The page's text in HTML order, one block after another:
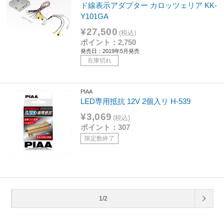
ド線表示アダプター カロッツェリア KK-
Y101GA
¥27,500 (税込)
ポイント：2,750
発売日：2019年5月発売
在庫切れ
PIAA
LED専用抵抗 12V 2個入リ H-539
¥3,069 (税込)
ポイント：307
限定数終了
1/2